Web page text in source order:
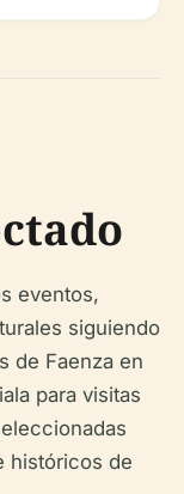
eventos,
siguiendo
de Faenza en
para visitas
históricos de